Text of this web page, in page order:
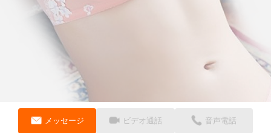
メッセージ ビデオ通話 音声電話